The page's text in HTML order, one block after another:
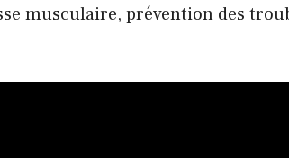
musculaire, prévention des